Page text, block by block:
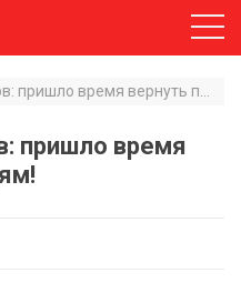
пришло время